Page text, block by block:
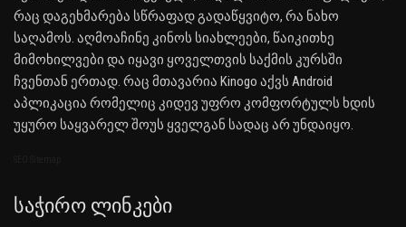
რაც დაგეხმარება სწრაფად გადაწყვიტო, რა ნახო
საღამოს. აღმოაჩინე კინოს სიახლეები, წაიკითხე
მიმოხილვები და იყავი ყოველთვის საქმის კურსში
ჩვენთან ერთად. რაც მთავარია Kinogo აქვს Android
აპლიკაცია რომელიც კიდევ უფრო კომფორტულს ხდის
უყურო საყვარელ შოუს ყველგან სადაც არ უნდაიყო.
Საჭირო Ლინკები